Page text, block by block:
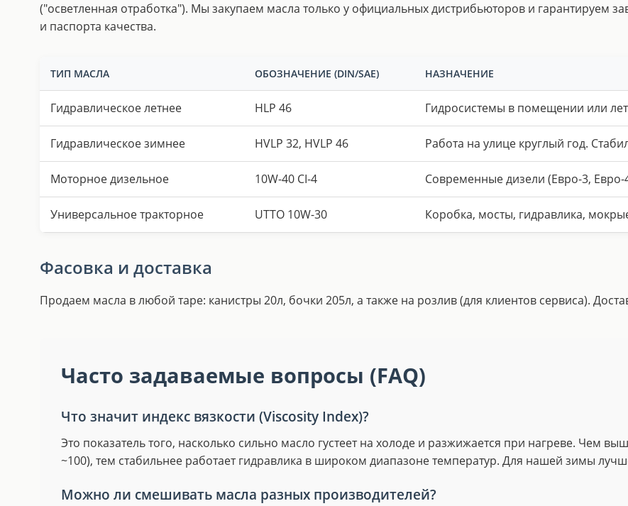
("осветленная отработка"). Мы закупаем масла только у официальных дистрибьюторов и гарантируем
и паспорта качества.
ТИП МАСЛА ОБОЗНАЧЕНИЕ (DIN/SAE) НАЗНАЧЕНИЕ
Гидравлическое летнее HLP 46 Гидросистемы в помещении или
Гидравлическое зимнее HVLP 32, HVLP 46 Работа на улице круглый год.
Моторное дизельное 10W-40 CI-4 Современные дизели (Евро-3, Евро-
Универсальное тракторное UTTO 10W-30 Коробка, мосты, гидравлика,
Фасовка и доставка
Продаем масла в любой таре: канистры 20л, бочки 205л, а также на розлив (для клиентов сервиса).
Часто задаваемые вопросы (FAQ)
Что значит индекс вязкости (Viscosity Index)?
Это показатель того, насколько сильно масло густеет на холоде и разжижается при нагреве. Чем
~100), тем стабильнее работает гидравлика в широком диапазоне температур. Для нашей зимы
Можно ли смешивать масла разных производителей?